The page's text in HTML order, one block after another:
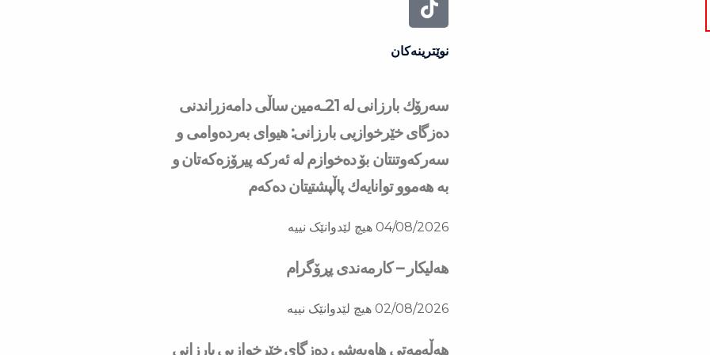
نوێترینەکان
سه‌رۆك بارزانی له‌ 21ـه‌مین ساڵی دامەزراندنی
دەزگای خێرخوازیی بارزانی: هیوای بەردەوامی و
سەركەوتنتان بۆ دەخوازم لە ئەركە پیرۆزەكەتان و
بە هەموو توانایەك پاڵپشتیتان دەكەم
04/08/2026 هیچ لێدوانێک نییە
هەلیکار – کارمەندی پڕۆگرام
02/08/2026 هیچ لێدوانێک نییە
هه‌ڵه‌مه‌تی هاو‌به‌شی ده‌زگای خێرخوازیی بارزانی